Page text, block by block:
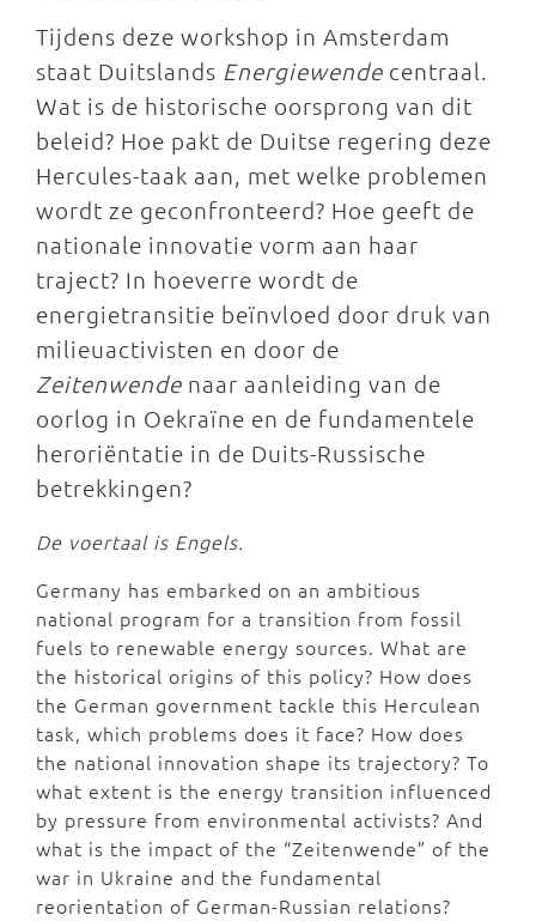
Tijdens deze workshop in Amsterdam
staat Duitslands Energiewende centraal.
Wat is de historische oorsprong van dit
beleid? Hoe pakt de Duitse regering deze
Hercules-taak aan, met welke problemen
wordt ze geconfronteerd? Hoe geeft de
nationale innovatie vorm aan haar
traject? In hoeverre wordt de
energietransitie beïnvloed door druk van
milieuactivisten en door de
Zeitenwende naar aanleiding van de
oorlog in Oekraïne en de fundamentele
heroriëntatie in de Duits-Russische
betrekkingen?
De voertaal is Engels.
Germany has embarked on an ambitious
national program for a transition from fossil
fuels to renewable energy sources. What are
the historical origins of this policy? How does
the German government tackle this Herculean
task, which problems does it face? How does
the national innovation shape its trajectory? To
what extent is the energy transition influenced
by pressure from environmental activists? And
what is the impact of the “Zeitenwende” of the
war in Ukraine and the fundamental
reorientation of German-Russian relations?